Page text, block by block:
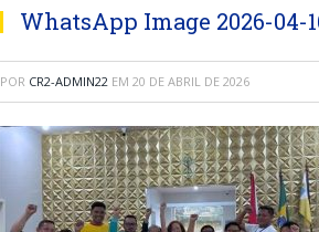
WhatsApp Image 2026-04-
POR CR2-ADMIN22 EM 20 DE ABRIL DE 2026